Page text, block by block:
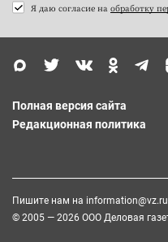
Я даю согласие на обработку
Полная версия сайта
Редакционная политика
Пишите нам на information@vz.ru
© 2005 — 2026 ООО Деловая